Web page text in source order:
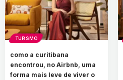
TURISMO
como a curitibana
encontrou, no Airbnb, uma
forma mais leve de viver o